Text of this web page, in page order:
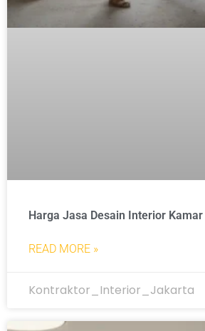
Harga Jasa Desain Interior
READ MORE »
Kontraktor_Interior_Jakarta